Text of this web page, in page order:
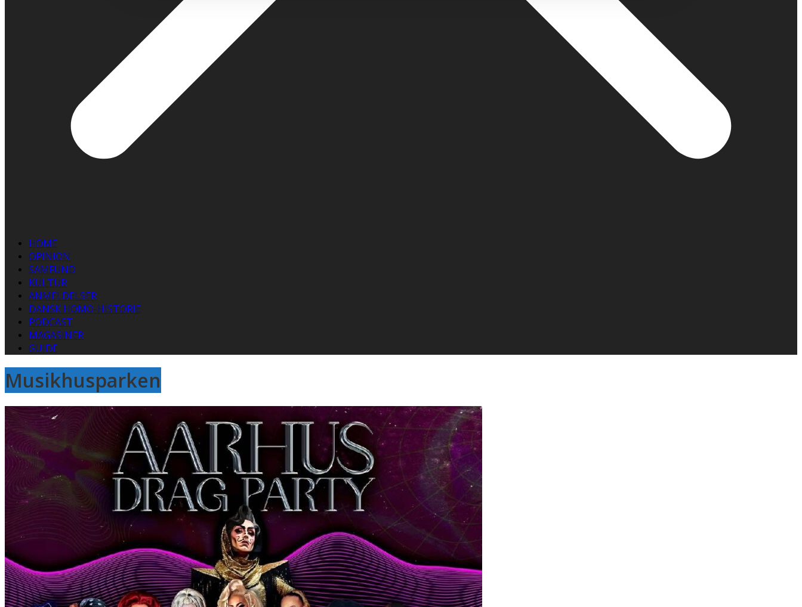
HOME
OPINION
SAMFUND
KULTUR
ANMELDELSER
DANSK HOMO-HISTORIE
PODCAST
MAGASINER
GUIDE
Musikhusparken